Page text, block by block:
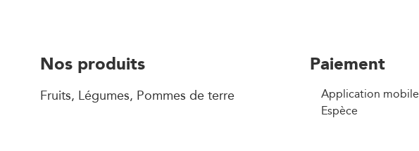
Nos produits
Fruits, Légumes, Pommes de terre
Paiement
Application mobile
Espèce